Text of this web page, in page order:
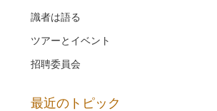
識者は語る
ツアーとイベント
招聘委員会
最近のトピック